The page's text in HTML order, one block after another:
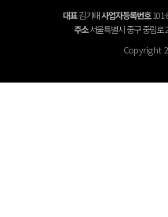
대표김기태사업자등록번호101-
주소서울특별시 중구 중림로
Copyright